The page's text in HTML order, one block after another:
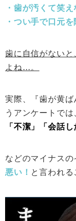
・歯が汚くて笑え
・つい手で口元
歯に自信がない
よね…。
実際、『歯が黄
うアンケートでは
「不潔」「会話
などのマイナスの
悪い！ と言われる